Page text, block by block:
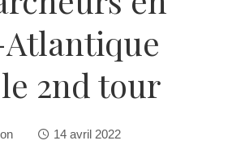
2nd tour
14 avril 2022